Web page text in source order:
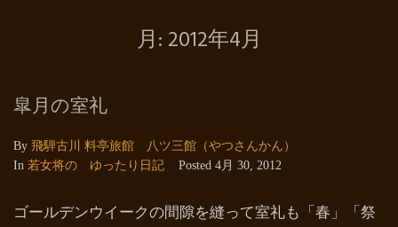
月: 2012年4月
皐月の室礼
By 飛騨古川 料亭旅館 八ツ三館（やつさんかん）
In 若女将の ゆったり日記 Posted 4月 30, 2012
ゴールデンウイークの間隙を縫って室礼も「春」「祭